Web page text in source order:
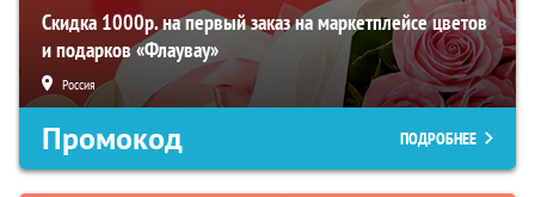
Скидка 1000р. на первый заказ на маркетплейсе цветов
и подарков «Флаувау»
Россия
Промокод ПОДРОБНЕЕ